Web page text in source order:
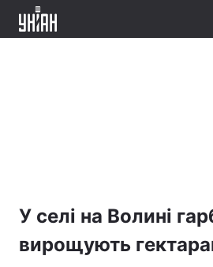
У селі на Волині
вирощують